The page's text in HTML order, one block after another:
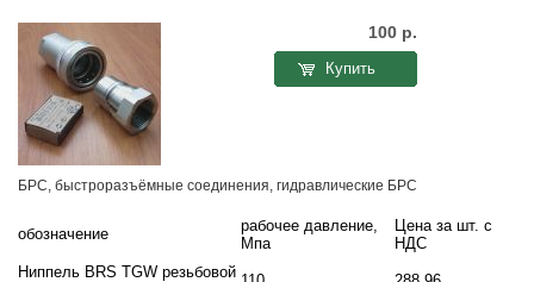
100 р.
Купить
БРС, быстроразъёмные соединения, гидравлические БРС
обозначение
рабочее давление,
Мпа
Цена за шт. с
НДС
Ниппель BRS TGW резьбовой